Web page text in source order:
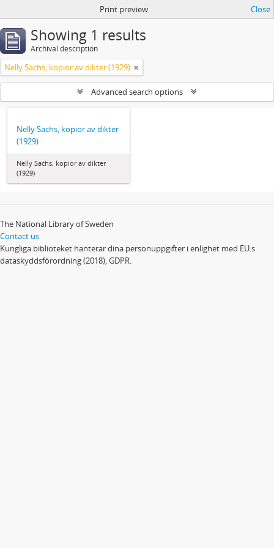
Print preview Close
Showing 1 results
Archival description
Nelly Sachs, kopior av dikter (1929)
Advanced search options
Nelly Sachs, kopior av dikter
(1929)
Nelly Sachs, kopior av dikter
(1929)
The National Library of Sweden
Contact us
Kungliga biblioteket hanterar dina personuppgifter i enlighet med EU:s
dataskyddsförordning (2018), GDPR.